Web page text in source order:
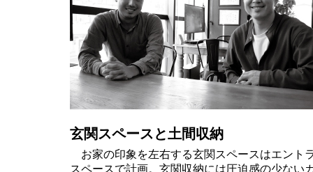
玄関スペースと土間収納
お家の印象を左右する玄関スペースはエント
スペースで計画。玄関収納には圧迫感の少ない